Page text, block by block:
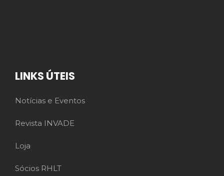
LINKS ÚTEIS
Notícias e Eventos
Revista INVADE
Loja
Sócios RHLT